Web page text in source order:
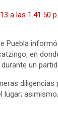
Puebla
en
un